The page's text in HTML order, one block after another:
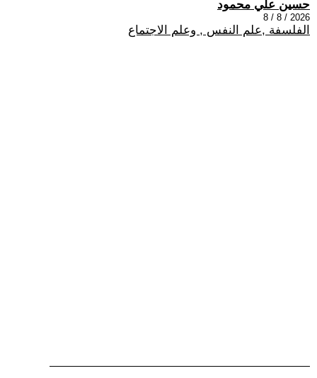
حسين علي محمود
2026 / 8 / 8
الفلسفة ,علم النفس , وعلم الاجتماع